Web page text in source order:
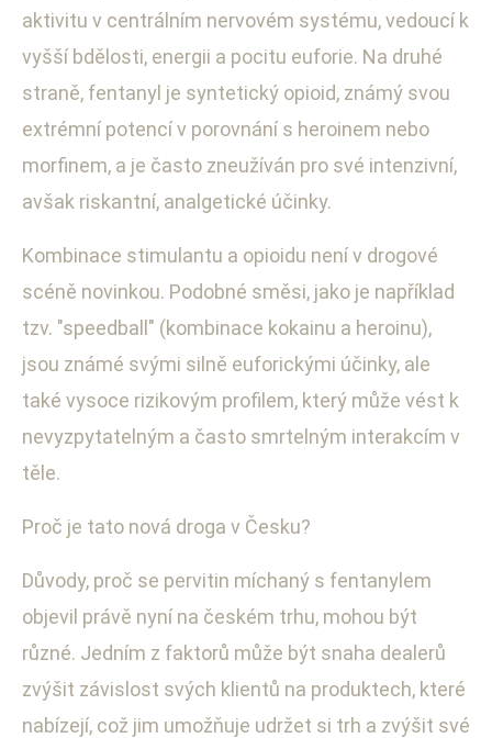
aktivitu v centrálním nervovém systému, vedoucí k
vyšší bdělosti, energii a pocitu euforie. Na druhé
straně, fentanyl je syntetický opioid, známý svou
extrémní potencí v porovnání s heroinem nebo
morfinem, a je často zneužíván pro své intenzivní,
avšak riskantní, analgetické účinky.
Kombinace stimulantu a opioidu není v drogové
scéně novinkou. Podobné směsi, jako je například
tzv. "speedball" (kombinace kokainu a heroinu),
jsou známé svými silně euforickými účinky, ale
také vysoce rizikovým profilem, který může vést k
nevyzpytatelným a často smrtelným interakcím v
těle.
Proč je tato nová droga v Česku?
Důvody, proč se pervitin míchaný s fentanylem
objevil právě nyní na českém trhu, mohou být
různé. Jedním z faktorů může být snaha dealerů
zvýšit závislost svých klientů na produktech, které
nabízejí, což jim umožňuje udržet si trh a zvýšit své